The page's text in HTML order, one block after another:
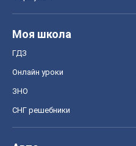
Моя школа
ГДЗ
Онлайн уроки
ЗНО
СНГ решебники